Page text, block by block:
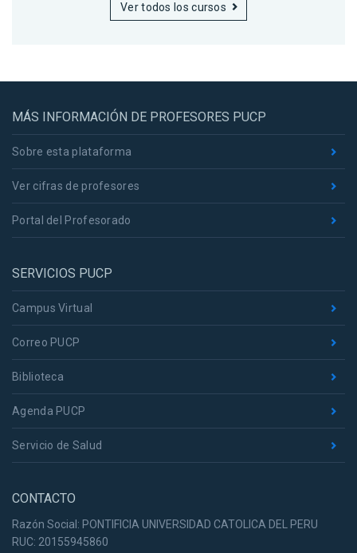
Ver todos los cursos
MÁS INFORMACIÓN DE PROFESORES PUCP
Sobre esta plataforma
Ver cifras de profesores
Portal del Profesorado
SERVICIOS PUCP
Campus Virtual
Correo PUCP
Biblioteca
Agenda PUCP
Servicio de Salud
CONTACTO
Razón Social: PONTIFICIA UNIVERSIDAD CATOLICA DEL PERU
RUC: 20155945860